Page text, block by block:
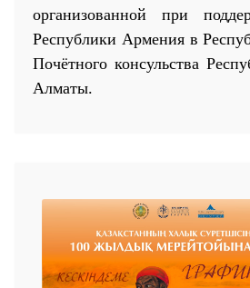
организованной при
Республики Армения в
Почётного консульства
Алматы.